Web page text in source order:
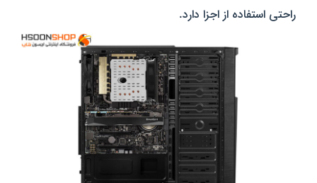
راحتی استفاده از اجزا دارد.